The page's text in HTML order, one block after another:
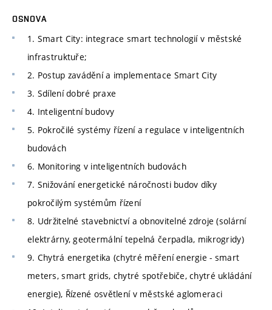
OSNOVA
1. Smart City: integrace smart technologií v městské
infrastruktuře;
2. Postup zavádění a implementace Smart City
3. Sdílení dobré praxe
4. Inteligentní budovy
5. Pokročilé systémy řízení a regulace v inteligentních
budovách
6. Monitoring v inteligentních budovách
7. Snižování energetické náročnosti budov díky
pokročilým systémům řízení
8. Udržitelné stavebnictví a obnovitelné zdroje (solární
elektrárny, geotermální tepelná čerpadla, mikrogridy)
9. Chytrá energetika (chytré měření energie - smart
meters, smart grids, chytré spotřebiče, chytré ukládání
energie), Řízené osvětlení v městské aglomeraci